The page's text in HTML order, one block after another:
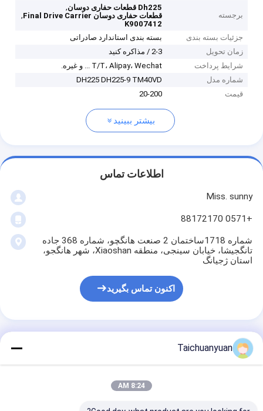
برجسته
Dh225 قطعات حفاری دوسان
,
قطعات حفاری دوسان Final Drive Carrier
,
K9007412
جزئیات بسته بندی
بسته بندی استاندارد صادراتی
زمان تحویل
2-3 / مذاکره کنید
شرایط پرداخت
T/T، Alipay، Wechat ... و غیره.
شماره مدل
DH225 DH225-9 TM40VD
قیمت
20-200
بیشتر ببینید
اطلاعات تماس
Miss. sunny
+0571 88172170
شماره 1718ساختمان 2 صنعت هانگچو، شماره 368 جاده
تانگجیشا، خیابان سینجی، منطقه Xiaoshan، شهر هانگجو،
استان ژجیانگ
اکنون تماس بگیرید
Taichuanyuan
8:24 AM